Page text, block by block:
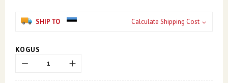
SHIP TO Calculate Shipping Cost
KOGUS